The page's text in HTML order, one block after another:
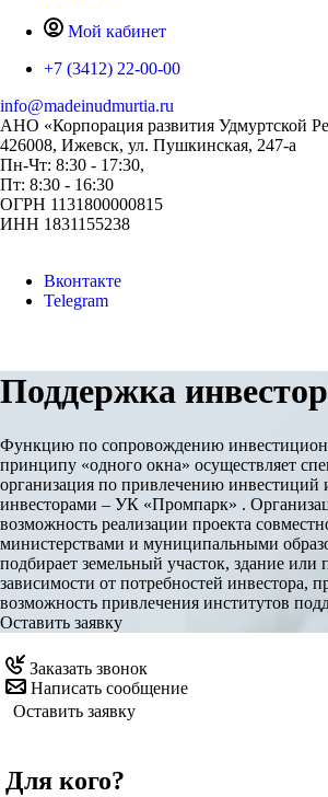
Мой кабинет
+7 (3412) 22-00-00
info@madeinudmurtia.ru
АНО «Корпорация развития Удмуртской
426008, Ижевск, ул. Пушкинская, 247-а
Пн-Чт: 8:30 - 17:30,
Пт: 8:30 - 16:30
ОГРН 1131800000815
ИНН 1831155238
Вконтакте
Telegram
Поддержка
Функцию по сопровождению
принципу «одного окна» осуществляет
организация по привлечению инвестиций
инвесторами – УК «Промпарк» .
возможность реализации проекта
министерствами и муниципальными
подбирает земельный участок, здание или
зависимости от потребностей инвестора,
возможность привлечения институтов
Оставить заявку
Заказать звонок
Написать сообщение
Оставить заявку
Для кого?